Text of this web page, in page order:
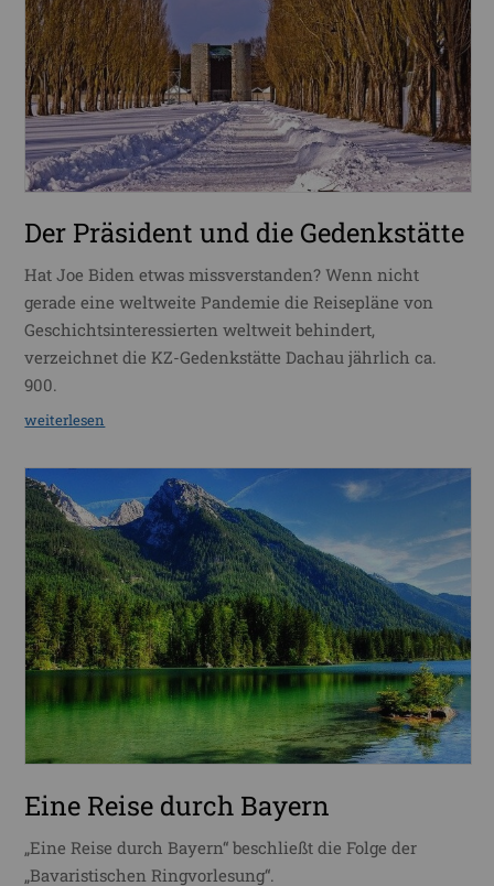
Der Präsident und die Gedenkstätte
Hat Joe Biden etwas missverstanden? Wenn nicht
gerade eine weltweite Pandemie die Reisepläne von
Geschichtsinteressierten weltweit behindert,
verzeichnet die KZ-Gedenkstätte Dachau jährlich ca.
900.
weiterlesen
Eine Reise durch Bayern
„Eine Reise durch Bayern“ beschließt die Folge der
„Bavaristischen Ringvorlesung“.